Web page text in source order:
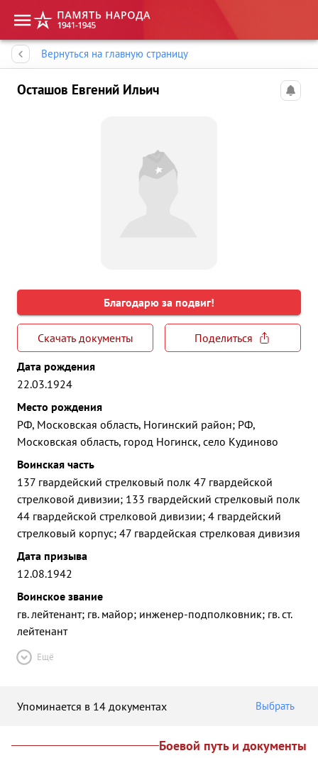
Вернуться на главную страницу
Осташов Евгений Ильич
Благодарю за подвиг!
Скачать документы
Поделиться
Дата рождения
22.03.1924
Место рождения
РФ, Московская область, Ногинский район; РФ,
Московская область, город Ногинск, село Кудиново
Воинская часть
137 гвардейский стрелковый полк 47 гвардейской
стрелковой дивизии; 133 гвардейский стрелковый полк
44 гвардейской стрелковой дивизии; 4 гвардейский
стрелковый корпус; 47 гвардейская стрелковая дивизия
Дата призыва
12.08.1942
Воинское звание
гв. лейтенант; гв. майор; инженер-подполковник; гв. ст.
лейтенант
Ещё
Упоминается в 14 документах Выбрать
Боевой путь и документы
Память народа